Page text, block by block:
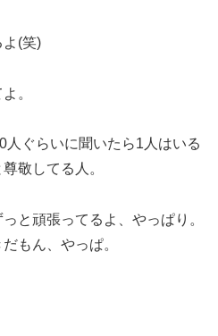
よ(笑)
。
人ぐらいに聞いたら1人はいる
敬してる人。
と頑張ってるよ、やっぱり。
もん、やっぱ。